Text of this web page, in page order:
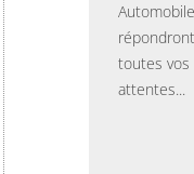
Automobile
toutes vos
attentes...